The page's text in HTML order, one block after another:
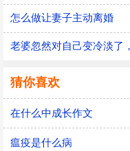
怎么做让妻子主动离婚
老婆忽然对自己变冷淡了
猜你喜欢
在什么中成长作文
瘟疫是什么病